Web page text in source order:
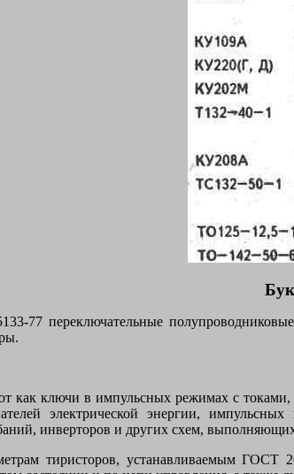
77 переключательные
как ключи в импульсных режимах с
электрической энергии,
инверторов и других схем,
тиристоров, устанавливаемым ГОСТ